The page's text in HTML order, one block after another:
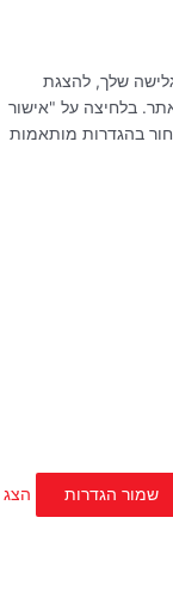
שלך, להצגת
בלחיצה על "אישור
בהגדרות מותאמות
שמור הגדרות
הצג